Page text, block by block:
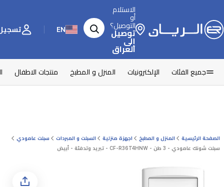
الاستلام
أو
التوصيل؟
توصيل
إلى
العراق
EN تسجيل
جميع الفئات الإلكترونيات المنزل و المطبخ منتجات الاطفال
الصفحة الرئيسية المنزل و المطبخ اجهزة منزلية السبلت و المبردات
سبلت عامودي
سبلت شونك عامودي - 3 طن - CF-R36T4HNW - تبريد وتدفئة - أبيض